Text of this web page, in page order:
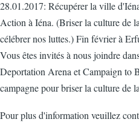
28.01.2017: Récupérer la ville
Action à Iéna. (Briser la culture de
célébrer nos luttes.) Fin février à
Vous êtes invités à nous joindre
Deportation Arena et Campaign to
campagne pour briser la culture de
Pour plus d'information veuillez